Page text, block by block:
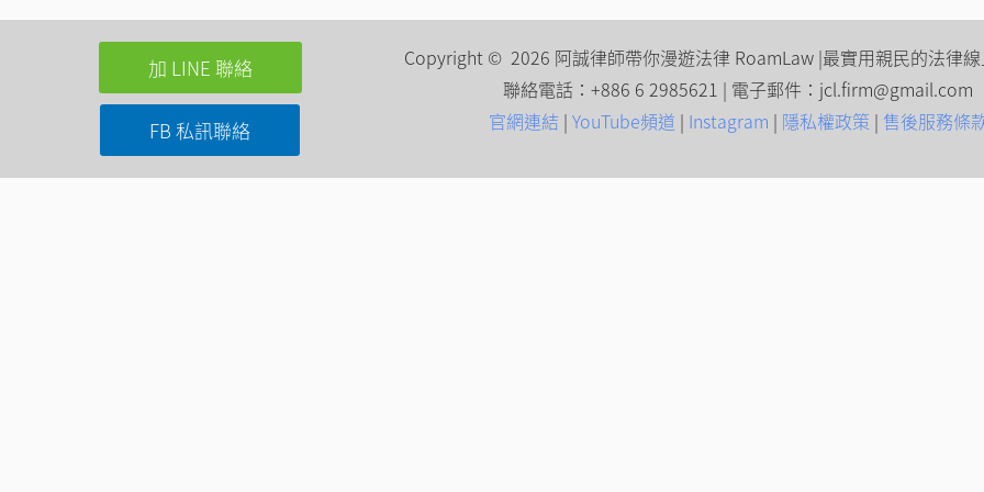
加 LINE 聯絡
FB 私訊聯絡
Copyright © 2026 阿誠律師帶你漫遊法律 RoamLaw |最實用親民的法律
聯絡電話：+886 6 2985621 | 電子郵件：jcl.firm@gmail.com
官網連結 | YouTube頻道 | Instagram | 隱私權政策 | 售後服務條